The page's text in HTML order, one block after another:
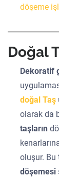
döşeme
Doğal
Dekoratif
doğal Taş
olarak da
taşların
oluşur.
döşemesi